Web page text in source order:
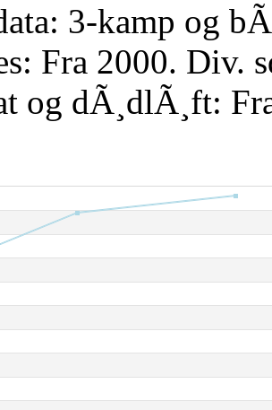
3-kamp og
Fra 2000. Div.
og dÃ¸dlÃ¸ft: